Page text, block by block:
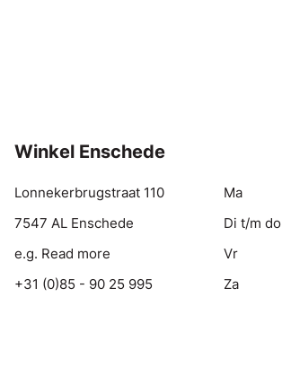
Winkel Enschede
Lonnekerbrugstraat 110
7547 AL Enschede
e.g. Read more
+31 (0)85 - 90 25 995
Ma
Di t/m do
Vr
Za